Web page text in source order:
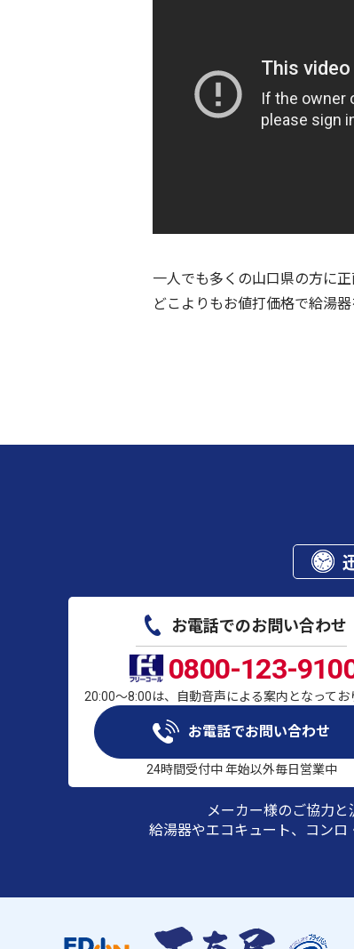
一人でも多くの山口県の方に
どこよりもお値打価格で給湯器
お電話でのお問い合わせ
0800-123-
20:00～8:00は、自動音声による案内となってお
お電話でお問い合わせ
24時間受付中 年始以外毎日営業中
メーカー様のご協力
給湯器やエコキュート、コンロ